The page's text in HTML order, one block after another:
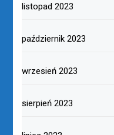
listopad 2023
październik 2023
wrzesień 2023
sierpień 2023